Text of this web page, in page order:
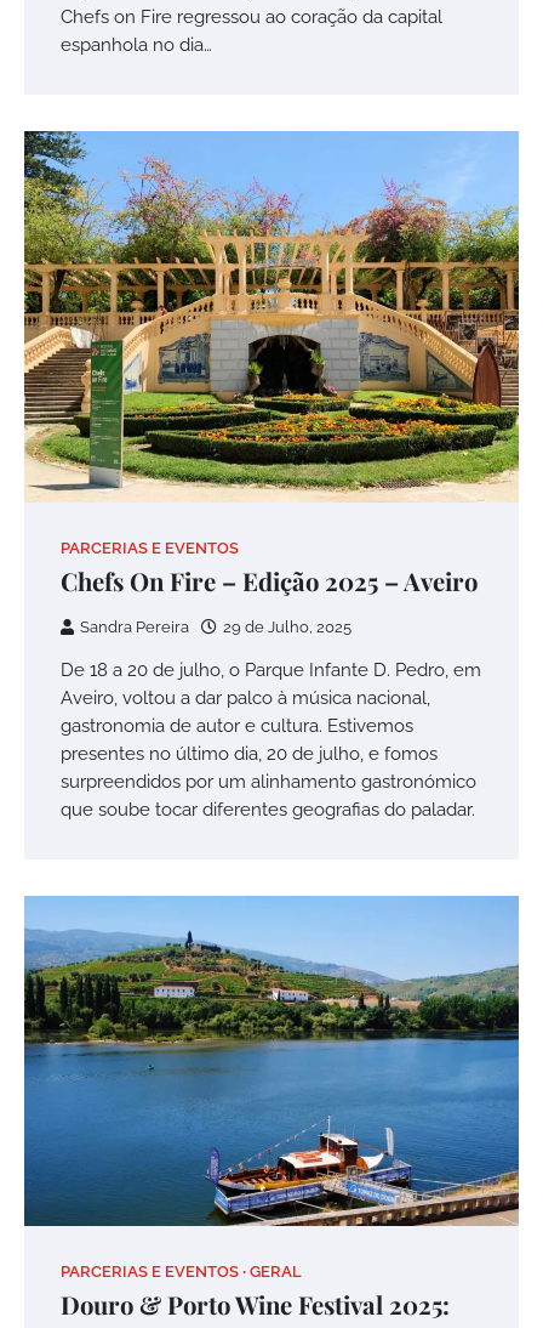
Chefs on Fire regressou ao coração da capital
espanhola no dia…
PARCERIAS E EVENTOS
Chefs On Fire – Edição 2025 – Aveiro
Sandra Pereira 29 de Julho, 2025
De 18 a 20 de julho, o Parque Infante D. Pedro, em
Aveiro, voltou a dar palco à música nacional,
gastronomia de autor e cultura. Estivemos
presentes no último dia, 20 de julho, e fomos
surpreendidos por um alinhamento gastronómico
que soube tocar diferentes geografias do paladar.
PARCERIAS E EVENTOS GERAL
Douro & Porto Wine Festival 2025: